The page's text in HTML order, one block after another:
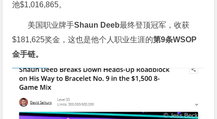
池$1,016,865。
美国职业牌手Shaun Deeb最终登顶冠军，收获
$181,625奖金，这也是他个人职业生涯的第9条WSOP
金手链。